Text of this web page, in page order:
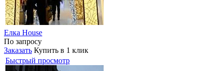
Елка House
По запросу
Заказать Купить в 1 клик
Быстрый просмотр